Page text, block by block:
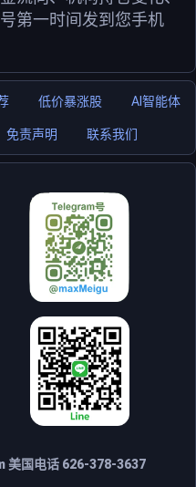
第一时间发到您手机
低价暴涨股 AI智能体
免责声明 联系我们
美国电话 626-378-3637